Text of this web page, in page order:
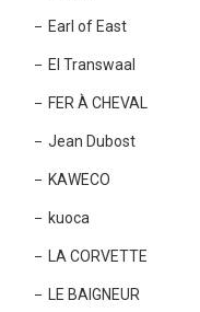
Earl of East
El Transwaal
FER À CHEVAL
Jean Dubost
KAWECO
kuoca
LA CORVETTE
LE BAIGNEUR